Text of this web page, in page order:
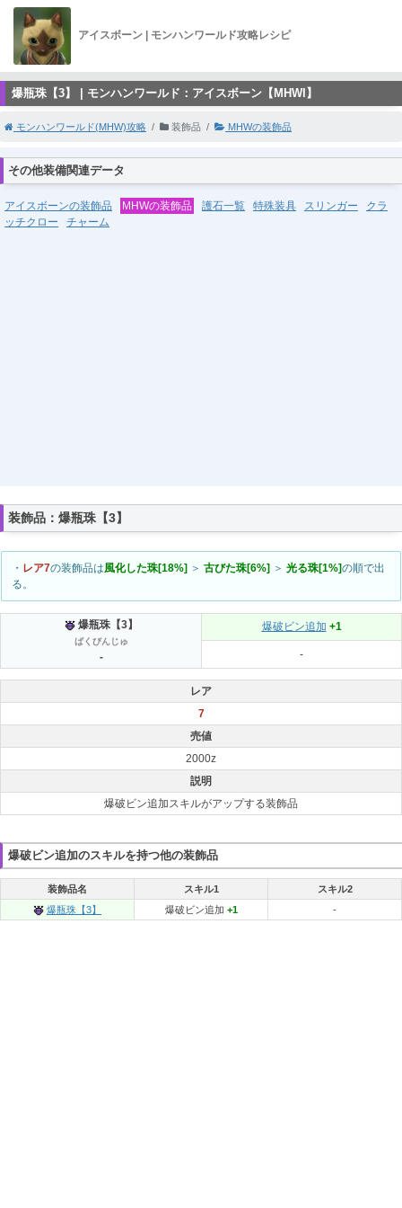
アイスボーン | モンハンワールド攻略レシピ
爆瓶珠【3】 | モンハンワールド：アイスボーン【MHWI】
モンハンワールド(MHW)攻略 装飾品 MHWの装飾品
その他装備関連データ
アイスボーンの装飾品 MHWの装飾品 護石一覧 特殊装具 スリンガー
クラ
ッチクロー
チャーム
装飾品：爆瓶珠【3】
・ レア7の装飾品は風化した珠[18%] ＞ 古びた珠[6%] ＞ 光る珠[1%]の順で出
る。
爆瓶珠【3】
ばくびんじゅ
-
爆破ビン追加 +1
-
レア
7
売値
2000z
説明
爆破ビン追加スキルがアップする装飾品
爆破ビン追加のスキルを持つ他の装飾品
装飾品名 スキル1
スキル2
爆瓶珠【3】
爆破ビン追加 +1 -